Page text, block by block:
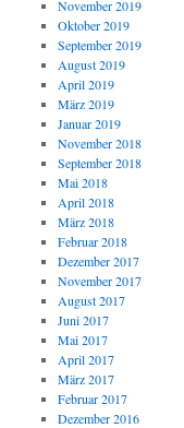
November 2019
Oktober 2019
September 2019
August 2019
April 2019
März 2019
Januar 2019
November 2018
September 2018
Mai 2018
April 2018
März 2018
Februar 2018
Dezember 2017
November 2017
August 2017
Juni 2017
Mai 2017
April 2017
März 2017
Februar 2017
Dezember 2016